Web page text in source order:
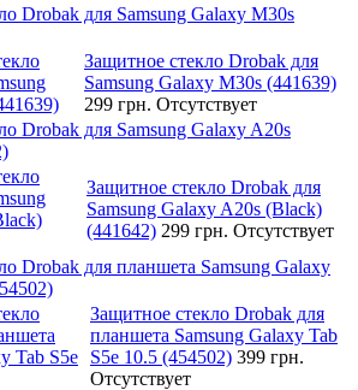
Drobak для Samsung Galaxy M30s
Защитное стекло Drobak для
Samsung Galaxy M30s (441639)
299 грн. Отсутствует
Drobak для Samsung Galaxy A20s
Защитное стекло Drobak для
Samsung Galaxy A20s (Black)
(441642) 299 грн. Отсутствует
Drobak для планшета Samsung Galaxy
Защитное стекло Drobak для
планшета Samsung Galaxy Tab
S5e 10.5 (454502) 399 грн.
Отсутствует